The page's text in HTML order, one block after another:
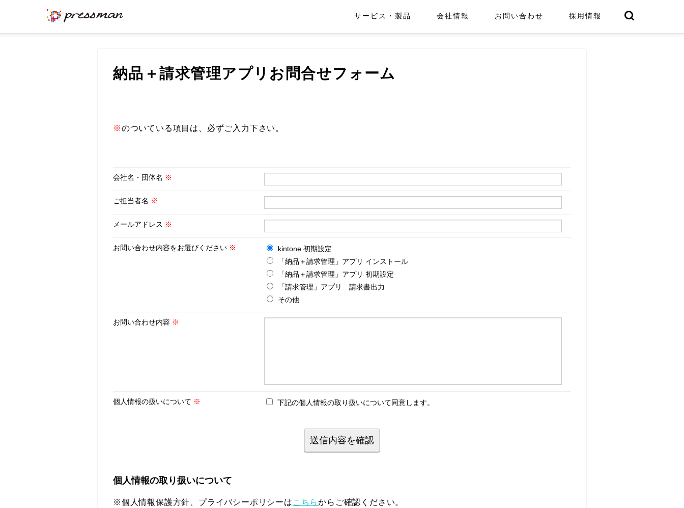
サービス・製品 会社情報 お問い合わせ 採用情報
納品＋請求管理アプリお問合せフォーム
※のついている項目は、必ずご入力下さい。
会社名・団体名 ※
ご担当者名 ※
メールアドレス ※
お問い合わせ内容をお選びください ※
kintone 初期設定
「納品＋請求管理」アプリ インストール
「納品＋請求管理」アプリ 初期設定
「請求管理」アプリ 請求書出力
その他
お問い合わせ内容 ※
個人情報の扱いについて ※ 下記の個人情報の取り扱いについて同意します。
個人情報の取り扱いについて
※個人情報保護方針、プライバシーポリシーは こちらからご確認ください。